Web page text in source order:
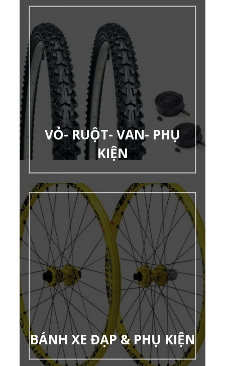
VỎ- RUỘT- VAN- PHỤ
KIỆN
BÁNH XE ĐẠP & PHỤ KIỆN